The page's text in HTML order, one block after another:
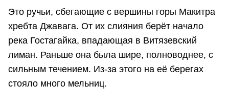
Это ручьи, сбегающие с вершины горы Макитра
хребта Джавага. От их слияния берёт начало
река Гостагайка, впадающая в Витязевский
лиман. Раньше она была шире, полноводнее, с
сильным течением. Из-за этого на её берегах
стояло много мельниц.